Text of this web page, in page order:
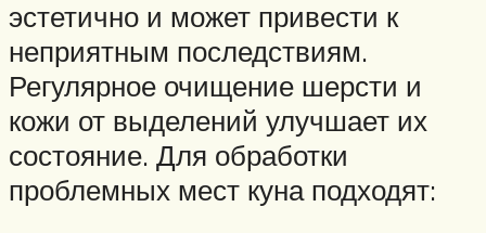
эстетично и может привести к
неприятным последствиям.
Регулярное очищение шерсти и
кожи от выделений улучшает их
состояние. Для обработки
проблемных мест куна подходят: